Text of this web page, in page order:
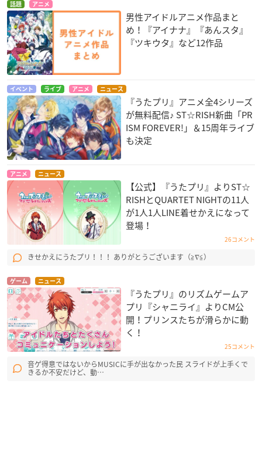
話題 アニメ
男性アイドルアニメ作品まと
め！『アイナナ』『あんスタ』
『ツキウタ』など12作品
イベント ライブ アニメ ニュース
『うたプリ』アニメ全4シリーズ
が無料配信♪ ST☆RISH新曲「PR
ISM FOREVER!」＆15周年ライブ
も決定
アニメ ニュース
【公式】『うたプリ』よりST☆
RISHとQUARTET NIGHTの11人
が1人1人LINE着せかえになって
登場！
26コメント
きせかえにうたプリ！！！ ありがとうございます（≧∇≦）
ゲーム ニュース
『うたプリ』のリズムゲームア
プリ『シャニライ』よりCM公
開！プリンスたちが滑らかに動
く！
25コメント
音ゲ得意ではないからMUSICに手が出なかった民 スライドが上手くで
きるか不安だけど、動…